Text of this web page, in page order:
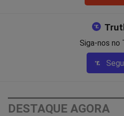
Siga-nos no
DESTAQUE AGORA